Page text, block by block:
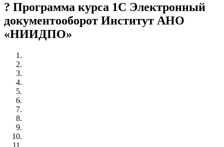
? Программа курса 1С Электронный
документооборот Институт АНО
«НИИДПО»